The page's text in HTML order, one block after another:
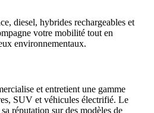
diesel, hybrides rechargeables et
votre mobilité tout en
environnementaux.
et entretient une gamme
SUV et véhicules électrifié. Le
réputation sur des modèles de